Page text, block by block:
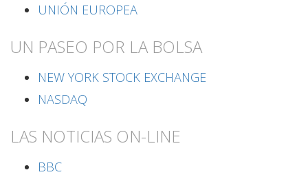
UNIÓN EUROPEA
UN PASEO POR LA BOLSA
NEW YORK STOCK EXCHANGE
NASDAQ
LAS NOTICIAS ON-LINE
BBC